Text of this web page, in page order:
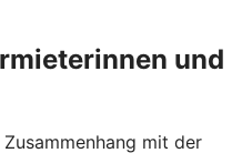
und
mit der